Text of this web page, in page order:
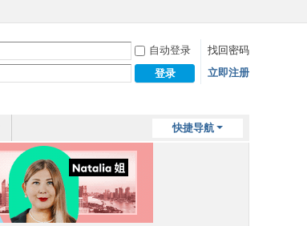
自动登录
找回密码
登录 立即注册
快捷导航